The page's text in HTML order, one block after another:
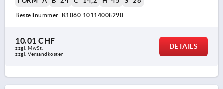
Bestellnummer: K1060.10114008290
10,01 CHF
zzgl. MwSt.
zzgl. Versandkosten
DETAILS